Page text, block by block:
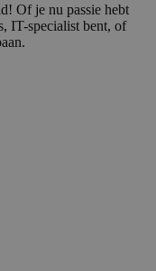
Of je nu passie hebt
IT-specialist bent, of